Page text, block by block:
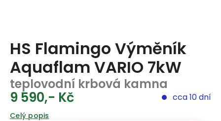
HS Flamingo Výměník
Aquaflam VARIO 7kW
teplovodní krbová kamna
9 590,- Kč cca 10 dní
Celý popis